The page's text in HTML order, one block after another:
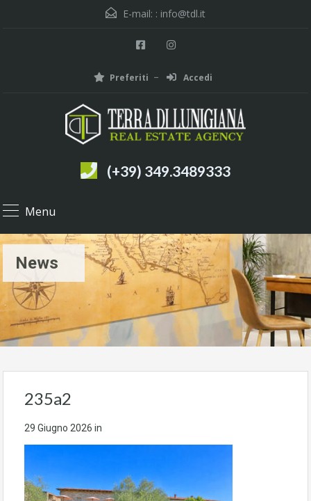
E-mail: : info@tdl.it
Preferiti Accedi
(+39) 349.3489333
Menu
News
235a2
29 Giugno 2026 in